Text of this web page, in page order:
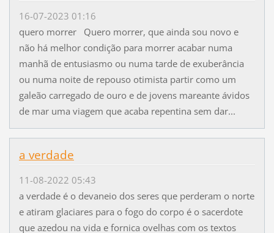
16-07-2023 01:16
quero morrer Quero morrer, que ainda sou novo e
não há melhor condição para morrer acabar numa
manhã de entusiasmo ou numa tarde de exuberância
ou numa noite de repouso otimista partir como um
galeão carregado de ouro e de jovens mareante ávidos
de mar uma viagem que acaba repentina sem dar...
a verdade
11-08-2022 05:43
a verdade é o devaneio dos seres que perderam o norte
e atiram glaciares para o fogo do corpo é o sacerdote
que azedou na vida e fornica ovelhas com os textos